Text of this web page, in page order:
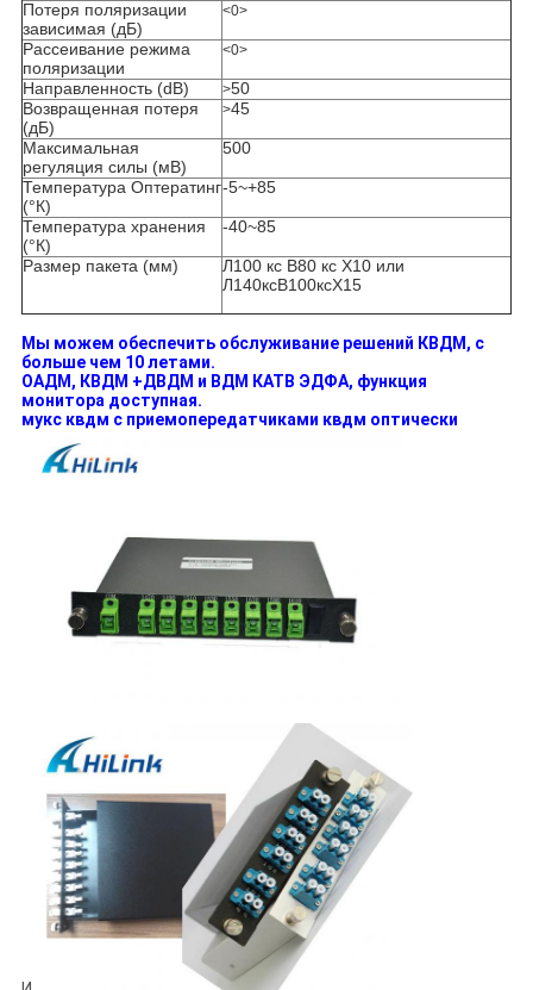
Потеря поляризации
зависимая (дБ)
<0>
Рассеивание режима
поляризации
<0>
Направленность (dB) >50
Возвращенная потеря
(дБ)
>45
Максимальная
регуляция силы (мВ)
500
Температура Оптератинг
(°К)
-5~+85
Температура хранения
(°К)
-40~85
Размер пакета (мм)
Л100 кс В80 кс Х10 или
Л140ксВ100ксХ15
Мы можем обеспечить обслуживание решений КВДМ, с
больше чем 10 летами.
ОАДМ, КВДМ +ДВДМ и ВДМ КАТВ ЭДФА, функция
монитора доступная.
мукс квдм с приемопередатчиками квдм оптически